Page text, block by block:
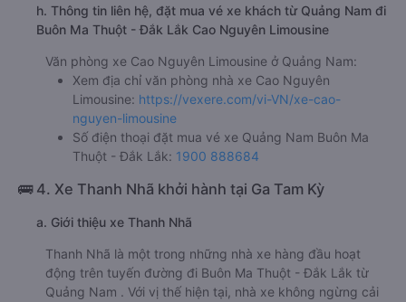
h. Thông tin liên hệ, đặt mua vé xe khách từ Quảng Nam đi
Buôn Ma Thuột - Đắk Lắk Cao Nguyên Limousine
Văn phòng xe Cao Nguyên Limousine ở Quảng Nam:
Xem địa chỉ văn phòng nhà xe Cao Nguyên
Limousine: https://vexere.com/vi-VN/xe-cao-
nguyen-limousine
Số điện thoại đặt mua vé xe Quảng Nam Buôn Ma
Thuột - Đắk Lắk: 1900 888684
🚌 4. Xe Thanh Nhã khởi hành tại Ga Tam Kỳ
a. Giới thiệu xe Thanh Nhã
Thanh Nhã là một trong những nhà xe hàng đầu hoạt
động trên tuyến đường đi Buôn Ma Thuột - Đắk Lắk từ
Quảng Nam . Với vị thế hiện tại, nhà xe không ngừng cải